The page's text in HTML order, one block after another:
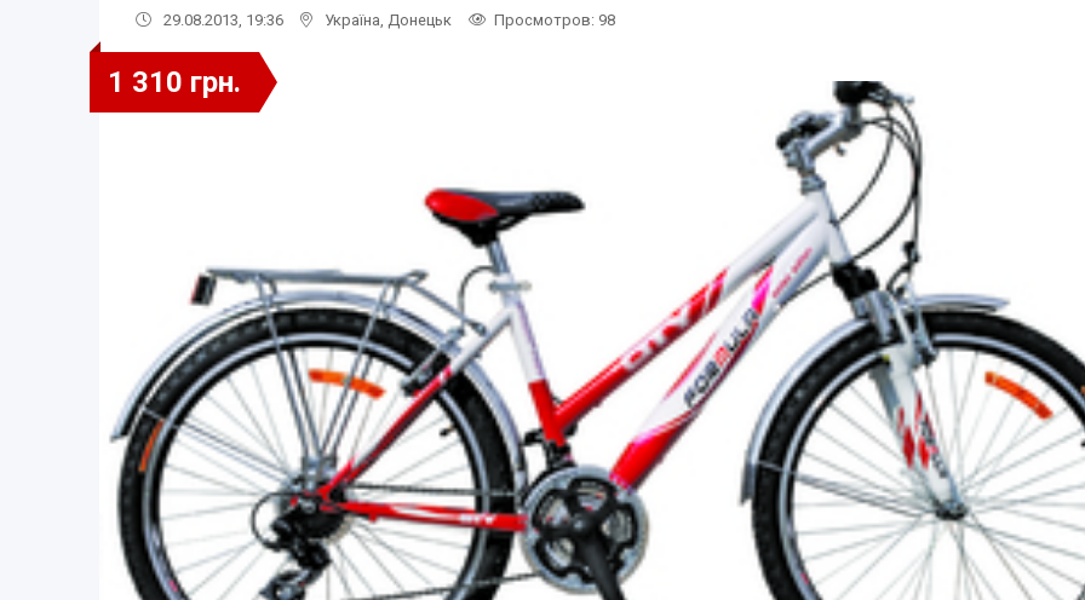
29.08.2013, 19:36 Україна Донецьк Просмотров: 98
1 310 грн.